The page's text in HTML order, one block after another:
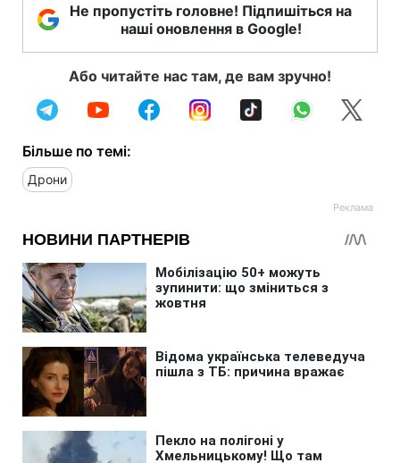
Не пропустіть головне! Підпишіться на
наші оновлення в Google!
Або читайте нас там, де вам зручно!
Більше по темі:
Дрони